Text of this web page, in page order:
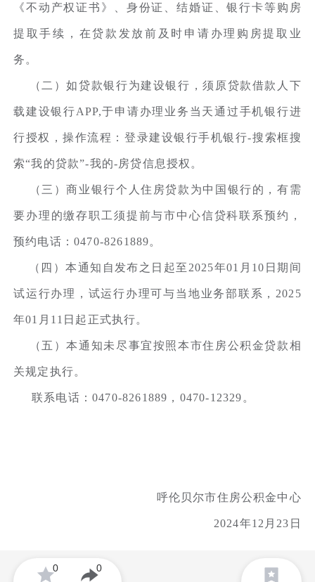
《不动产权证书》、身份证、结婚证、银行卡等购房
提取手续，在贷款发放前及时申请办理购房提取业
务。
（二）如贷款银行为建设银行，须原贷款借款人下
载建设银行APP,于申请办理业务当天通过手机银行进
行授权，操作流程：登录建设银行手机银行-搜索框搜
索“我的贷款”-我的-房贷信息授权。
（三）商业银行个人住房贷款为中国银行的，有需
要办理的缴存职工须提前与市中心信贷科联系预约，
预约电话：0470-8261889。
（四）本通知自发布之日起至2025年01月10日期间
试运行办理，试运行办理可与当地业务部联系，2025
年01月11日起正式执行。
（五）本通知未尽事宜按照本市住房公积金贷款相
关规定执行。
联系电话：0470-8261889，0470-12329。
呼伦贝尔市住房公积金中心
2024年12月23日
0 0